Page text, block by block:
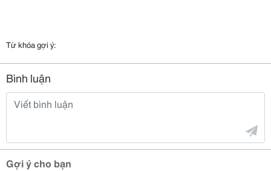
Từ khóa gợi ý:
Bình luận
Gợi ý cho bạn